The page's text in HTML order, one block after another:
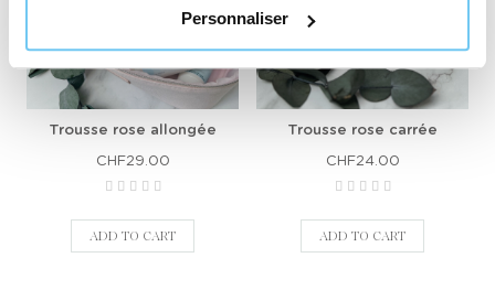
Personnaliser
Trousse rose allongée
CHF29.00
ADD TO CART
Trousse rose carrée
CHF24.00
ADD TO CART